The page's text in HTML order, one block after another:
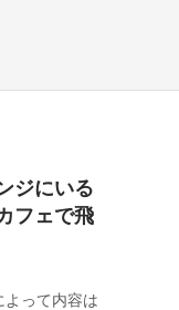
ジにいる
フェで飛
って内容は